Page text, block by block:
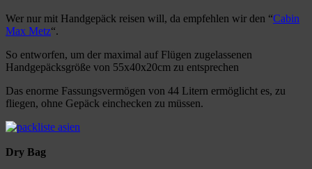
Wer nur mit Handgepäck reisen will, da empfehlen wir den “Cabin
Max Metz“.
So entworfen, um der maximal auf Flügen zugelassenen
Handgepäcksgröße von 55x40x20cm zu entsprechen
Das enorme Fassungsvermögen von 44 Litern ermöglicht es, zu
fliegen, ohne Gepäck einchecken zu müssen.
Dry Bag